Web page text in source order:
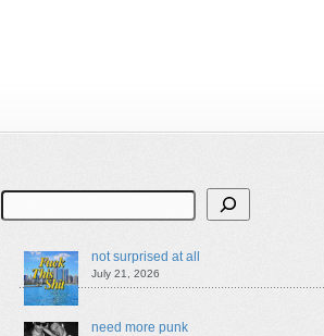
Search
not surprised at all
July 21, 2026
need more punk